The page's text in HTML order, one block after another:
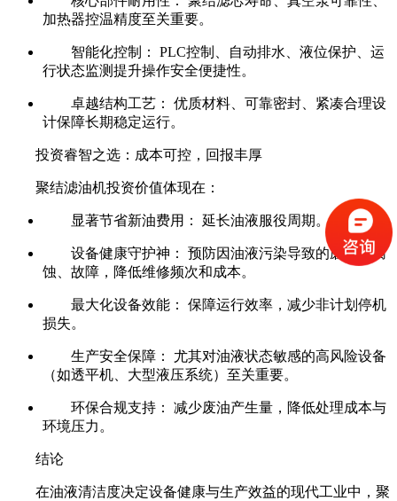
加热器控温精度至关重要。
智能化控制： PLC控制、自动排水、液位保护、运
行状态监测提升操作安全便捷性。
卓越结构工艺： 优质材料、可靠密封、紧凑合理设
计保障长期稳定运行。
投资睿智之选：成本可控，回报丰厚
聚结滤油机投资价值体现在：
显著节省新油费用： 延长油液服役周期。
设备健康守护神： 预防因油液污染导致的磨损、腐
蚀、故障，降低维修频次和成本。
最大化设备效能： 保障运行效率，减少非计划停机
损失。
生产安全保障： 尤其对油液状态敏感的高风险设备
（如透平机、大型液压系统）至关重要。
环保合规支持： 减少废油产生量，降低处理成本与
环境压力。
结论
在油液清洁度决定设备健康与生产效益的现代工业中，聚